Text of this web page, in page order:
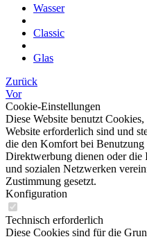
Wasser
Classic
Glas
Zurück
Vor
Cookie-Einstellungen
Diese Website benutzt
Website erforderlich sind und
die den Komfort bei Benutzung
Direktwerbung dienen oder die
und sozialen Netzwerken
Zustimmung gesetzt.
Konfiguration
Technisch erforderlich
Diese Cookies sind für die